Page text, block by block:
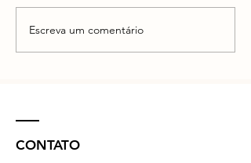
Escreva um comentário
CONTATO